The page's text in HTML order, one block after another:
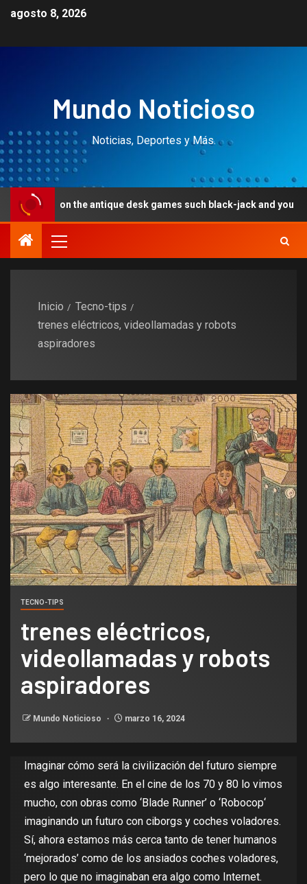
agosto 8, 2026
Mundo Noticioso
Noticias, Deportes y Más.
antique desk games such black-jack and you can roulette
Inicio
Tecno-tips
trenes eléctricos, videollamadas y robots
aspiradores
TECNO-TIPS
trenes eléctricos,
videollamadas y robots
aspiradores
Mundo Noticioso marzo 16, 2024
Imaginar cómo será la civilización del futuro siempre
es algo interesante. En el cine de los 70 y 80 lo vimos
mucho, con obras como ‘Blade Runner’ o ‘Robocop‘
imaginando un futuro con ciborgs y coches voladores.
Sí, ahora estamos más cerca tanto de tener humanos
‘mejorados’ como de los ansiados coches voladores,
pero lo que no imaginaban era algo como Internet.